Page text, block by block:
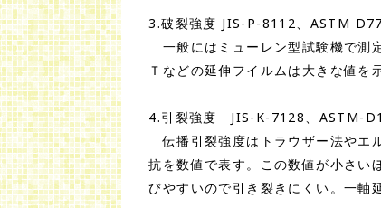
3.破裂強度 JIS-P-8112、ASTM
一般にはミューレン型試験機で測
Ｔなどの延伸フイルムは大きな値を
4.引裂強度 JIS-K-7128、ASTM-
伝播引裂強度はトラウザー法やエ
抗を数値で表す。この数値が小さい
びやすいので引き裂きにくい。一軸